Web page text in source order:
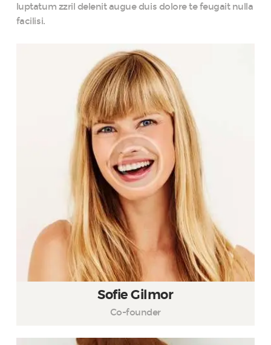
luptatum zzril delenit augue duis dolore te feugait nulla
facilisi.
Sofie Gilmor
Co-founder